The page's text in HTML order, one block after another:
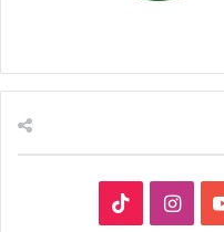
يوتيوبانستقرام